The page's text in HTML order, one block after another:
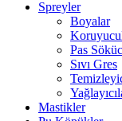
Spreyler
Boyalar
Pas
Sıvı Gres
Mastikler